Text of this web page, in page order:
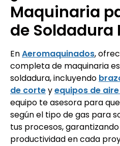
Maquinaria
de Soldadura
EnAeromaquinados,
completa de maquinaria
soldadura, incluyendo
de corteyequipos de
equipo te asesora para
según el tipo de gas para
tus procesos,
productividad en cada